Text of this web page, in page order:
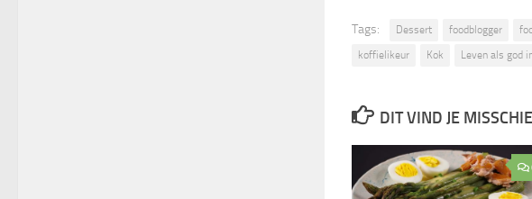
Tags: Dessert foodblogger
koffielikeur
Kok Leven als god
DIT VIND JE